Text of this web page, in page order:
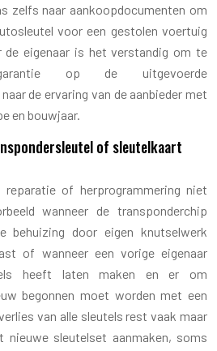
zelfs naar aankoopdocumenten om
voor een gestolen voertuig
de eigenaar is het verstandig om te
op de uitgevoerde
de ervaring van de aanbieder met
en bouwjaar.
of sleutelkaart
of herprogrammering niet
wanneer de transponderchip
behuizing door eigen knutselwerk
of wanneer een vorige eigenaar
heeft laten maken en er om
begonnen moet worden met een
van alle sleutels rest vaak maar
sleutelset aanmaken, soms